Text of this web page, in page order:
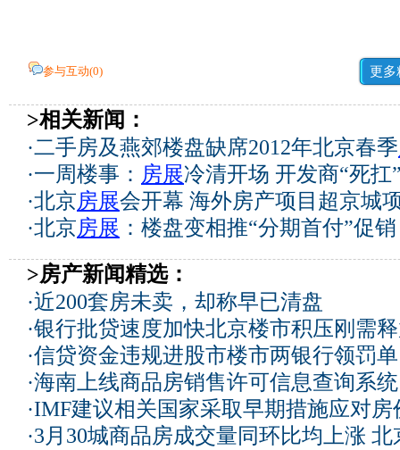
参与互动(0) 更多
>相关新闻：
·二手房及燕郊楼盘缺席2012年北京春季
·一周楼事： 房展冷清开场 开发商“死扛
·北京房展会开幕 海外房产项目超京城
·北京房展 ：楼盘变相推“分期首付”促销
>房产新闻精选：
·近200套房未卖，却称早已清盘
·银行批贷速度加快北京楼市积压刚需
·信贷资金违规进股市楼市两银行领罚单
·海南上线商品房销售许可信息查询系统
·IMF建议相关国家采取早期措施应对房
·3月30城商品房成交量同环比均上涨